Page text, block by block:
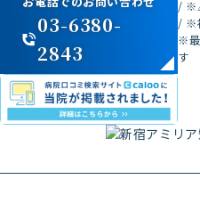
03-6380-
2843
/
/ ※
※最
す